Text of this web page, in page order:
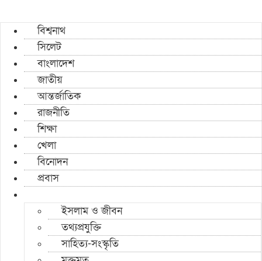
বিশ্বনাথ
সিলেট
বাংলাদেশ
জাতীয়
আন্তর্জাতিক
রাজনীতি
শিক্ষা
খেলা
বিনোদন
প্রবাস
ইসলাম ও জীবন
তথ্যপ্রযুক্তি
সাহিত্য-সংস্কৃতি